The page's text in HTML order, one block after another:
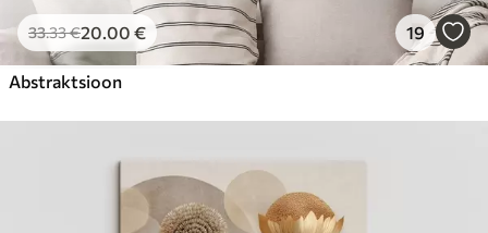
33.33€20.00 € 19
Abstraktsioon